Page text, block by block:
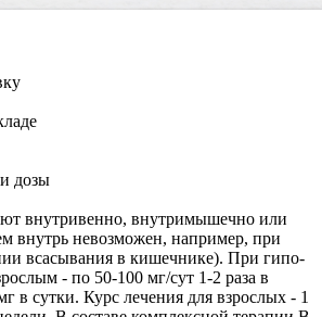
дозы
внутривенно, внутримышечно или
внутрь невозможен, например, при
всасывания в кишечнике). При гипо-
- по 50-100 мг/сут 1-2 раза в
в сутки. Курс лечения для взрослых - 1